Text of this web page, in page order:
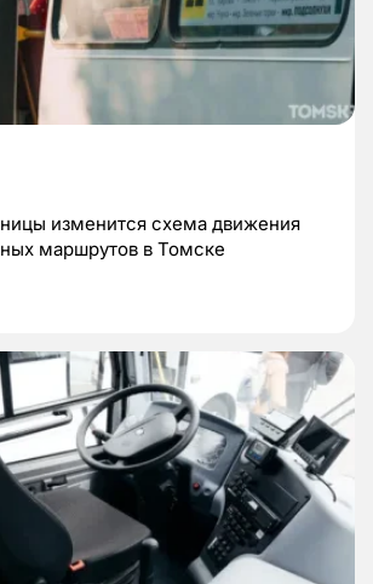
изменится схема движения
маршрутов в Томске